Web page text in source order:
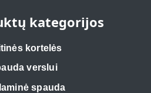
kategorijos
kortelės
verslui
spauda